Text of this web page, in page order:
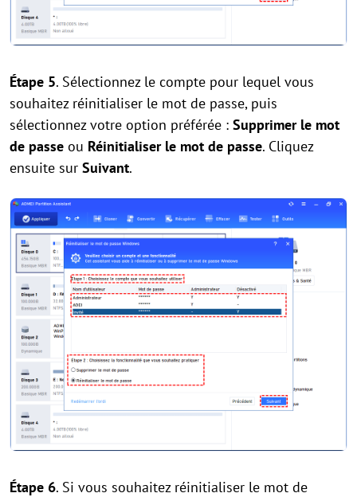
Étape 5. Sélectionnez le compte pour lequel vous
souhaitez réinitialiser le mot de passe, puis
sélectionnez votre option préférée : Supprimer le mot
de passe ou Réinitialiser le mot de passe. Cliquez
ensuite sur Suivant.
Étape 6. Si vous souhaitez réinitialiser le mot de